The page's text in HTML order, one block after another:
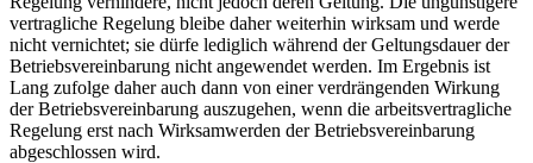
vertragliche Regelung bleibe daher weiterhin wirksam und werde
nicht vernichtet; sie dürfe lediglich während der Geltungsdauer der
Betriebsvereinbarung nicht angewendet werden. Im Ergebnis ist
Lang zufolge daher auch dann von einer verdrängenden Wirkung
der Betriebsvereinbarung auszugehen, wenn die arbeitsvertragliche
Regelung erst nach Wirksamwerden der Betriebsvereinbarung
abgeschlossen wird.